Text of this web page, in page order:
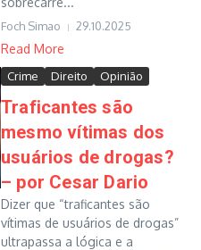
Foch Simao 29.10.2025
Read More
Crime Direito Opinião
Traficantes são
mesmo vítimas dos
usuários de drogas?
– por Cesar Dario
Dizer que “traficantes são
vítimas de usuários de drogas”
ultrapassa a lógica e a